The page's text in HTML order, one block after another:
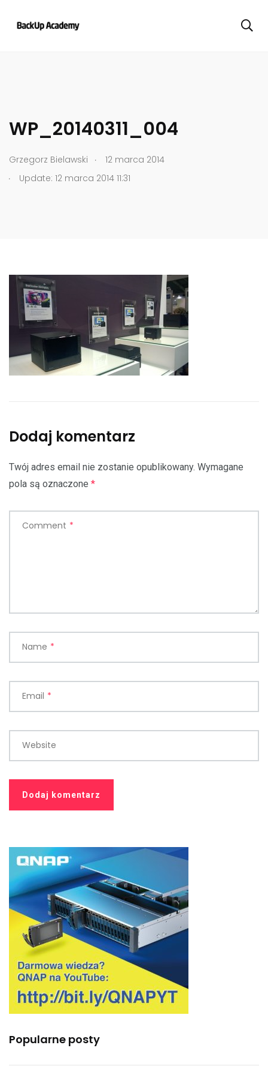
WP_20140311_004
Grzegorz Bielawski .
12 marca 2014
.
Update: 12 marca 2014 11:31
Dodaj komentarz
Twój adres email nie zostanie opublikowany. Wymagane
pola są oznaczone *
Comment *
Name *
Email *
Website
Popularne posty